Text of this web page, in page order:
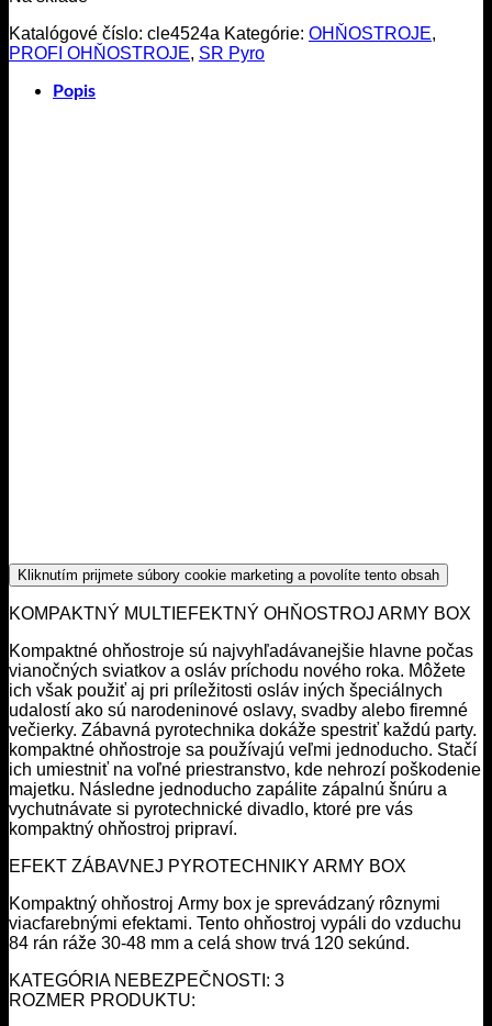
Katalógové číslo: cle4524a Kategórie: OHŇOSTROJE,
PROFI OHŇOSTROJE, SR Pyro
Popis
Kliknutím prijmete súbory cookie marketing a povolíte tento obsah
KOMPAKTNÝ MULTIEFEKTNÝ OHŇOSTROJ ARMY BOX
Kompaktné ohňostroje sú najvyhľadávanejšie hlavne počas
vianočných sviatkov a osláv príchodu nového roka. Môžete
ich však použiť aj pri príležitosti osláv iných špeciálnych
udalostí ako sú narodeninové oslavy, svadby alebo firemné
večierky. Zábavná pyrotechnika dokáže spestriť každú party.
kompaktné ohňostroje sa používajú veľmi jednoducho. Stačí
ich umiestniť na voľné priestranstvo, kde nehrozí poškodenie
majetku. Následne jednoducho zapálite zápalnú šnúru a
vychutnávate si pyrotechnické divadlo, ktoré pre vás
kompaktný ohňostroj pripraví.
EFEKT ZÁBAVNEJ PYROTECHNIKY ARMY BOX
Kompaktný ohňostroj Army box je sprevádzaný rôznymi
viacfarebnými efektami. Tento ohňostroj vypáli do vzduchu
84 rán ráže 30-48 mm a celá show trvá 120 sekúnd.
KATEGÓRIA NEBEZPEČNOSTI: 3
ROZMER PRODUKTU: